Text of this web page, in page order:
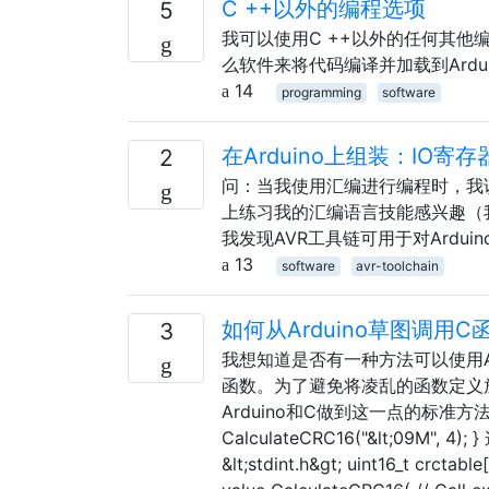
5 C ++以外的编程选项
我可以使用C ++以外的任何其他
么软件来将代码编译并加载到
14
programming software
2 在Arduino上组装：IO寄存
问：当我使用汇编进行编程时，
上练习我的汇编语言技能感兴趣
我发现AVR工具链可用于对
13
software avr-toolchain
3 如何从Arduino草图调用C
我想知道是否有一种方法可以使
函数。为了避免将凌乱的函数定
Arduino和C做到这一点的标准
CalculateCRC16("&lt;09M", 4);
&lt;stdint.h&gt; uint16_t